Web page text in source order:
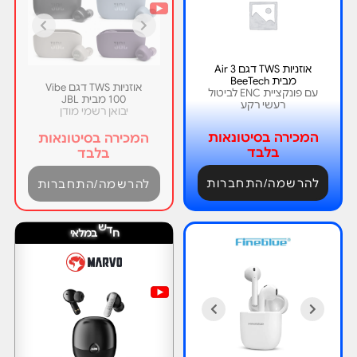
עם פונקציית ENC לביטול
רעשי רקע
אוזניות TWS דגם Air 3
מבית BeeTech
המכירה בסיטונאות
בלבד
להרשמה/התחברות
יבואן רשמי מודן
אוזניות TWS דגם Vibe
100 מבית JBL
המכירה בסיטונאות
בלבד
להרשמה/התחברות
חדשבמלאי